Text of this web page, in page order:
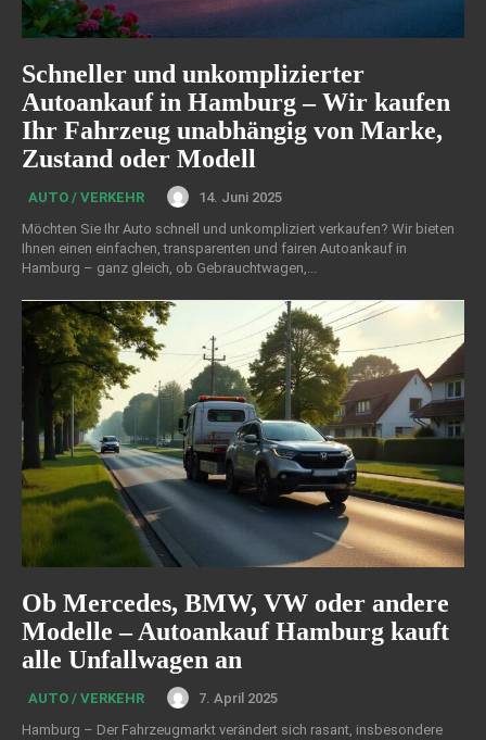
Schneller und unkomplizierter
Autoankauf in Hamburg – Wir kaufen
Ihr Fahrzeug unabhängig von Marke,
Zustand oder Modell
AUTO / VERKEHR
14. Juni 2025
Möchten Sie Ihr Auto schnell und unkompliziert verkaufen? Wir bieten
Ihnen einen einfachen, transparenten und fairen Autoankauf in
Hamburg – ganz gleich, ob Gebrauchtwagen,...
Ob Mercedes, BMW, VW oder andere
Modelle – Autoankauf Hamburg kauft
alle Unfallwagen an
AUTO / VERKEHR
7. April 2025
Hamburg – Der Fahrzeugmarkt verändert sich rasant, insbesondere